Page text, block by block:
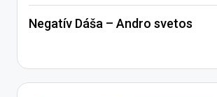
Negatív Dáša – Andro svetos